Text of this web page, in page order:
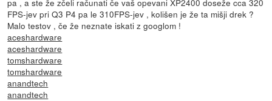
FPS-jev pri Q3 P4 pa le 310FPS-jev , kolišen je že ta mišji drek ?
Malo testov , če že neznate iskati z googlom !
aceshardware
aceshardware
tomshardware
tomshardware
anandtech
anandtech